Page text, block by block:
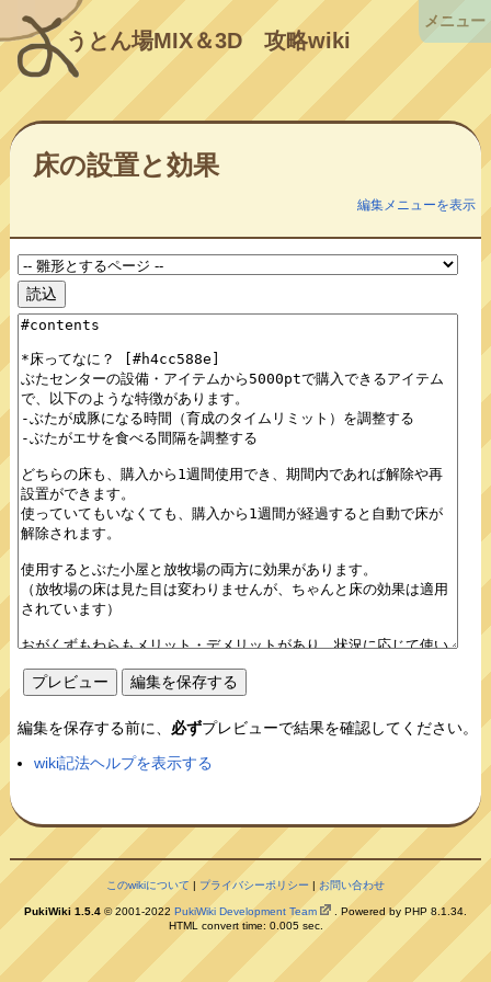
うとん場MIX＆3D攻略wiki
床の設置と効果
編集メニューを表示
編集を保存する前に、 必ずプレビューで結果を確認してください。
wiki記法ヘルプを表示する
このwikiについて | プライバシーポリシー | お問い合わせ
PukiWiki 1.5.4 © 2001-2022 PukiWiki Development Team
. Powered by PHP 8.1.34.
HTML convert time: 0.005 sec.
メニュー